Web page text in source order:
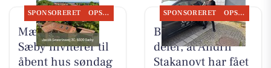
SPONSORERET OPSLAGSTAVLEN
Mæglerhuset
Sæby inviterer til
åbent hus søndag
SPONSORERET OPSLAGSTAVLEN
Bech's Køreskole
deler, at Andrii
Stakanovt har fået